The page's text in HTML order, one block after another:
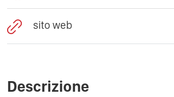
sito web
Descrizione